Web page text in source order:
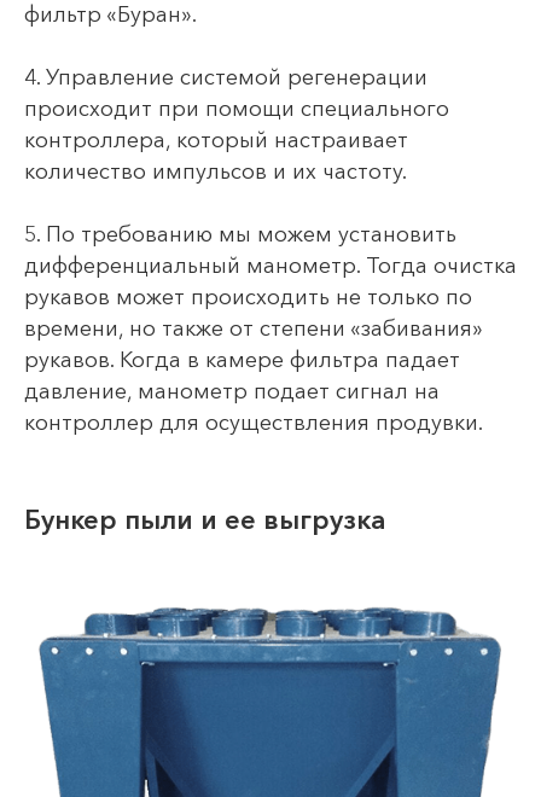
фильтр «Буран».
4. Управление системой регенерации
происходит при помощи специального
контроллера, который настраивает
количество импульсов и их частоту.
5. По требованию мы можем установить
дифференциальный манометр. Тогда очистка
рукавов может происходить не только по
времени, но также от степени «забивания»
рукавов. Когда в камере фильтра падает
давление, манометр подает сигнал на
контроллер для осуществления продувки.
Бункер пыли и ее выгрузка